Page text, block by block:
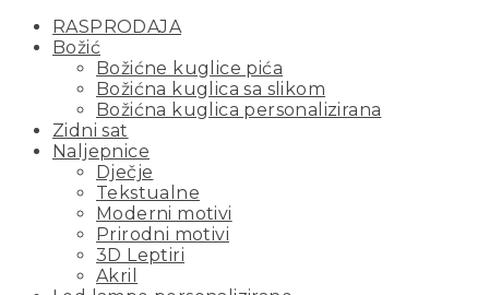
RASPRODAJA
Božić
Božićne kuglice pića
Božićna kuglica sa slikom
Božićna kuglica personalizirana
Zidni sat
Naljepnice
Dječje
Tekstualne
Moderni motivi
Prirodni motivi
3D Leptiri
Akril